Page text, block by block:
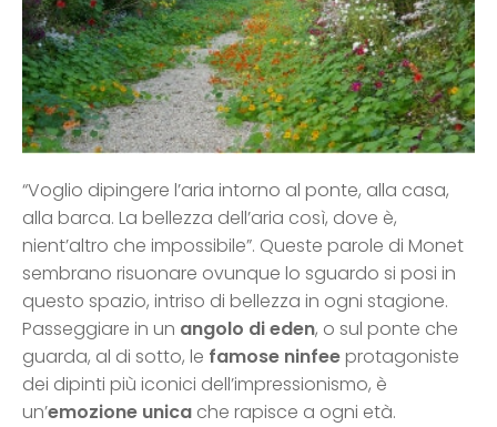
“Voglio dipingere l’aria intorno al ponte, alla casa,
alla barca. La bellezza dell’aria così, dove è,
nient’altro che impossibile”. Queste parole di Monet
sembrano risuonare ovunque lo sguardo si posi in
questo spazio, intriso di bellezza in ogni stagione.
Passeggiare in un angolo di eden, o sul ponte che
guarda, al di sotto, le famose ninfeeprotagoniste
dei dipinti più iconici dell’impressionismo, è
un’emozione unica che rapisce a ogni età.